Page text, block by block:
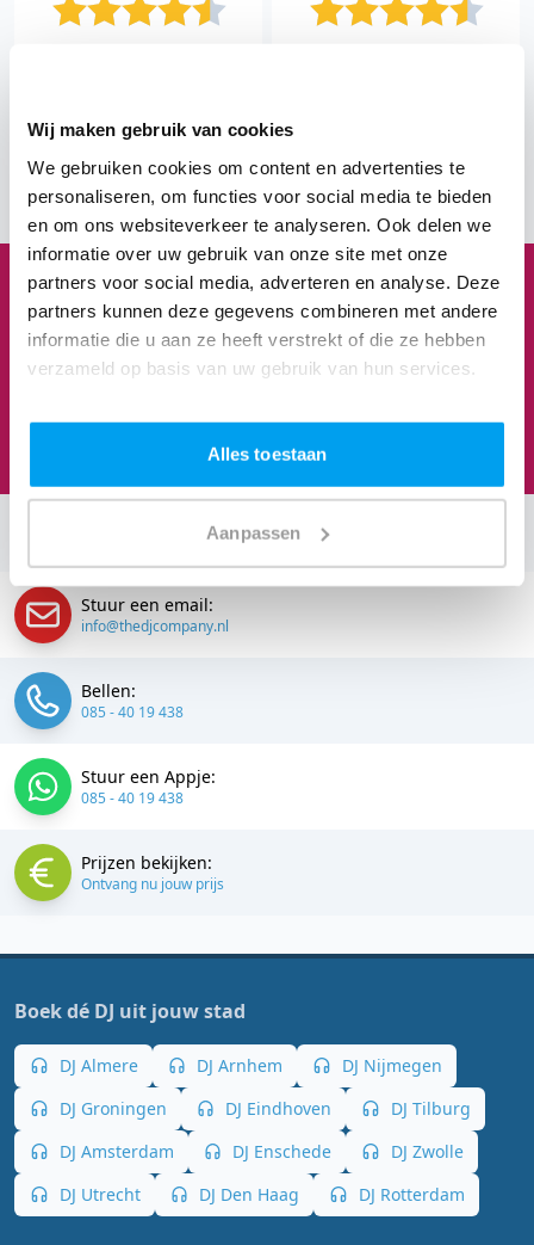
Wij maken gebruik van cookies
We gebruiken cookies om content en advertenties te
personaliseren, om functies voor social media te bieden
en om ons websiteverkeer te analyseren. Ook delen we
informatie over uw gebruik van onze site met onze
partners voor social media, adverteren en analyse. Deze
partners kunnen deze gegevens combineren met andere
informatie die u aan ze heeft verstrekt of die ze hebben
verzameld op basis van uw gebruik van hun services.
Alles toestaan
Aanpassen
Bekijk Klantenvertellen
1 3 8 3
We staan te popelen!
Stuur een email:
info@thedjcompany.nl
Bellen:
085 - 40 19 438
Stuur een Appje:
085 - 40 19 438
Prijzen bekijken:
Ontvang nu jouw prijs
Boek dé DJ uit jouw stad
DJ Almere DJ Arnhem
DJ Nijmegen
DJ Groningen
DJ Eindhoven
DJ Tilburg
DJ Amsterdam
DJ Enschede
DJ Zwolle
DJ Utrecht
DJ Den Haag DJ Rotterdam